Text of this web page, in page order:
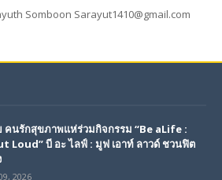
Somboon Sarayut1410@gmail.com
คนรักสุขภาพแห่ร่วมกิจกรรม “Be aLife :
Loud” บี อะ ไลฟ์ : มูฟ เอาท์ ลาวด์ ชวนฟิต
2026